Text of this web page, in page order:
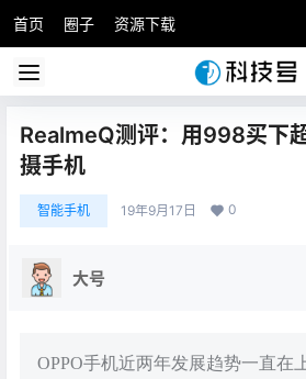
首页 圈子 资源下载
RealmeQ测评：用998买下
摄手机
智能手机 19年9月17日 0
大号
OPPO手机近两年发展趋势一直在